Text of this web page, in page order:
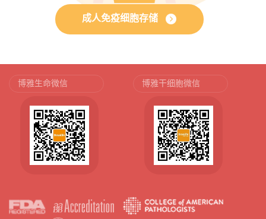
成人免疫细胞存储
博雅生命微信 博雅干细胞微信